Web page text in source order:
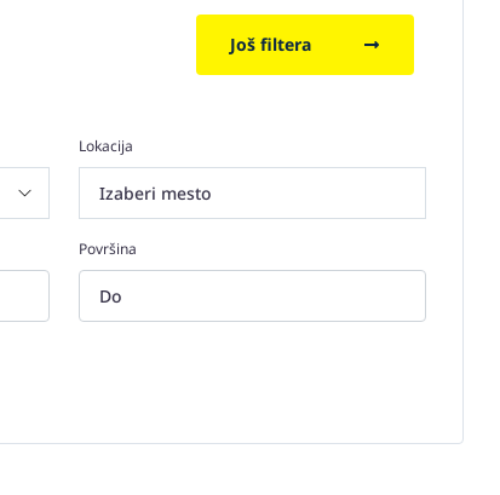
Još filtera
Lokacija
Izaberi mesto
Površina